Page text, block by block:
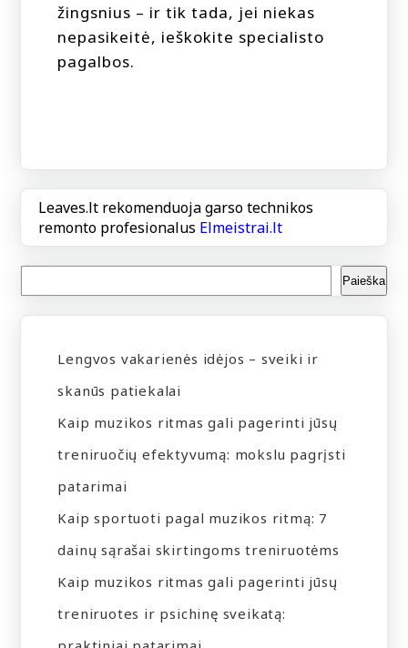
žingsnius – ir tik tada, jei niekas
nepasikeitė, ieškokite specialisto
pagalbos.
Leaves.lt rekomenduoja garso technikos
remonto profesionalus Elmeistrai.lt
Paieška
Lengvos vakarienės idėjos – sveiki ir
skanūs patiekalai
Kaip muzikos ritmas gali pagerinti jūsų
treniruočių efektyvumą: mokslu pagrįsti
patarimai
Kaip sportuoti pagal muzikos ritmą: 7
dainų sąrašai skirtingoms treniruotėms
Kaip muzikos ritmas gali pagerinti jūsų
treniruotes ir psichinę sveikatą: